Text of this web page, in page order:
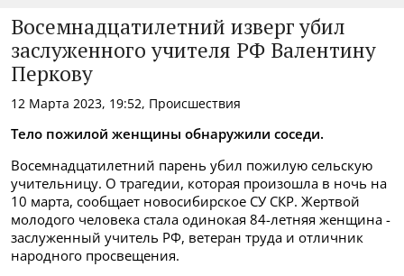
Восемнадцатилетний изверг убил
заслуженного учителя РФ Валентину
Перкову
12 Марта 2023, 19:52, Происшествия
Тело пожилой женщины обнаружили соседи.
Восемнадцатилетний парень убил пожилую сельскую
учительницу. О трагедии, которая произошла в ночь на
10 марта, сообщает новосибирское СУ СКР. Жертвой
молодого человека стала одинокая 84-летняя женщина -
заслуженный учитель РФ, ветеран труда и отличник
народного просвещения.